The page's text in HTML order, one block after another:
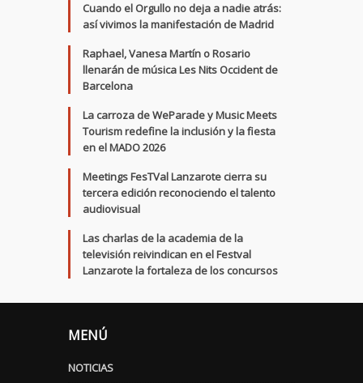
Cuando el Orgullo no deja a nadie atrás:
así vivimos la manifestación de Madrid
Raphael, Vanesa Martín o Rosario
llenarán de música Les Nits Occident de
Barcelona
La carroza de WeParade y Music Meets
Tourism redefine la inclusión y la fiesta
en el MADO 2026
Meetings FesTVal Lanzarote cierra su
tercera edición reconociendo el talento
audiovisual
Las charlas de la academia de la
televisión reivindican en el Festval
Lanzarote la fortaleza de los concursos
MENÚ
NOTICIAS